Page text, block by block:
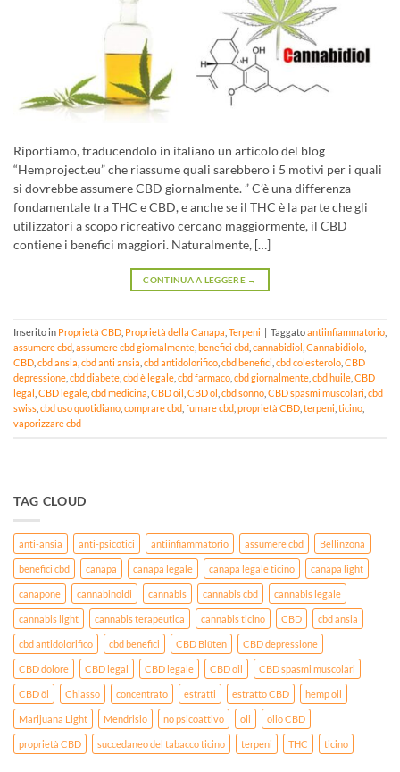
Riportiamo, traducendolo in italiano un articolo del blog
“Hemproject.eu” che riassume quali sarebbero i 5 motivi per i quali
si dovrebbe assumere CBD giornalmente. ” C’è una differenza
fondamentale tra THC e CBD, e anche se il THC è la parte che gli
utilizzatori a scopo ricreativo cercano maggiormente, il CBD
contiene i benefici maggiori. Naturalmente, […]
CONTINUA A LEGGERE →
Inserito in Proprietà CBD Proprietà della Canapa Terpeni Taggatoantiinfiammatorio
assumere cbd assumere cbd giornalmente benefici cbd cannabidiol Cannabidiolo
CBD cbd ansia cbd anti ansia cbd antidolorifico cbd benefici cbd colesterolo CBD
depressione cbd diabete cbd è legale cbd farmaco cbd giornalmente cbd huile CBD
legal
CBD legale cbd medicina CBD oil CBD öl cbd sonno CBD spasmi muscolari cbd
swiss cbd uso quotidiano comprare cbd fumare cbd proprietà CBD terpeni ticino
vaporizzare cbd
TAG CLOUD
anti-ansia anti-psicotici antiinfiammatorio assumere cbd Bellinzona
benefici cbd canapa canapa legale canapa legale ticino canapa light
canapone cannabinoidi cannabis cannabis cbd cannabis legale
cannabis light cannabis terapeutica cannabis ticino CBD cbd ansia
cbd antidolorifico cbd benefici CBD Blüten CBD depressione
CBD dolore CBD legal CBD legale CBD oil CBD spasmi muscolari
CBD öl Chiasso concentrato estratti estratto CBD hemp oil
Marijuana Light Mendrisio no psicoattivo oli olio CBD
proprietà CBD succedaneo del tabacco ticino terpeni THC ticino